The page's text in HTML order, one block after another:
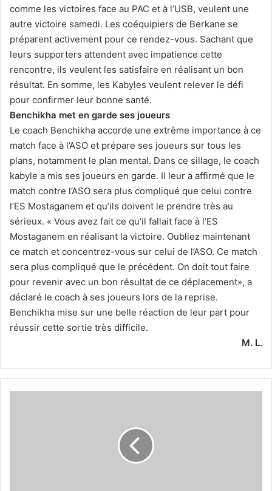
comme les victoires face au PAC et à l’USB, veulent une
autre victoire samedi. Les coéquipiers de Berkane se
préparent activement pour ce rendez-vous. Sachant que
leurs supporters attendent avec impatience cette
rencontre, ils veulent les satisfaire en réalisant un bon
résultat. En somme, les Kabyles veulent relever le défi
pour confirmer leur bonne santé.
Benchikha met en garde ses joueurs
Le coach Benchikha accorde une extrême importance à ce
match face à l’ASO et prépare ses joueurs sur tous les
plans, notamment le plan mental. Dans ce sillage, le coach
kabyle a mis ses joueurs en garde. Il leur a affirmé que le
match contre l’ASO sera plus compliqué que celui contre
l’ES Mostaganem et qu’ils doivent le prendre très au
sérieux. « Vous avez fait ce qu’il fallait face à l’ES
Mostaganem en réalisant la victoire. Oubliez maintenant
ce match et concentrez-vous sur celui de l’ASO. Ce match
sera plus compliqué que le précédent. On doit tout faire
pour revenir avec un bon résultat de ce déplacement», a
déclaré le coach à ses joueurs lors de la reprise.
Benchikha mise sur une belle réaction de leur part pour
réussir cette sortie très difficile.
M. L.